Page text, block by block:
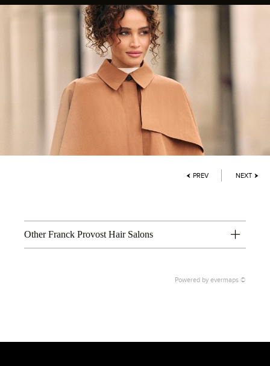
PREV NEXT
Other Franck Provost Hair Salons
Powered by evermaps ©